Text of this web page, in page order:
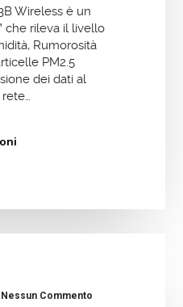
Wireless è un
che rileva il livello
Rumorosità
PM2.5
dei dati al
Nessun Commento